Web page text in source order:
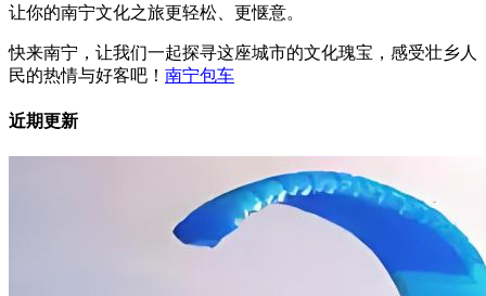
让你的南宁文化之旅更轻松、更惬意。
快来南宁，让我们一起探寻这座城市的文化瑰宝，感受壮乡人
民的热情与好客吧！ 南宁包车
近期更新